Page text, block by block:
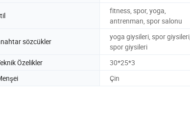
fitness, spor, yoga,
antrenman, spor salonu
sözcükler
yoga giysileri, spor giysileri,
spor giysileri
Özelikler
30*25*3
Çin